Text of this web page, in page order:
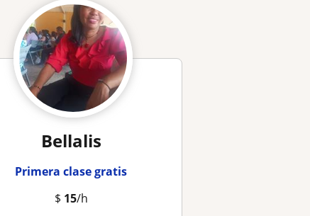
Bellalis
Primera clase gratis
$ 15/h